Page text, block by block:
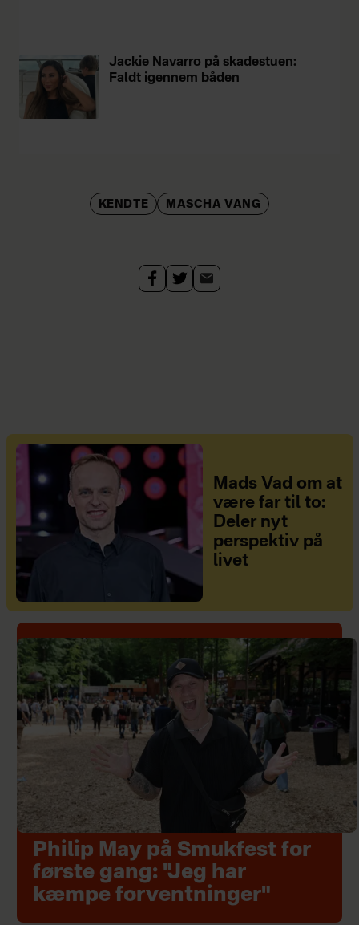
Jackie Navarro på skadestuen:
Faldt igennem båden
KENDTE MASCHA VANG
Mads Vad om at
være far til to:
Deler nyt
perspektiv på
livet
Philip May på Smukfest for
første gang: "Jeg har
kæmpe forventninger"